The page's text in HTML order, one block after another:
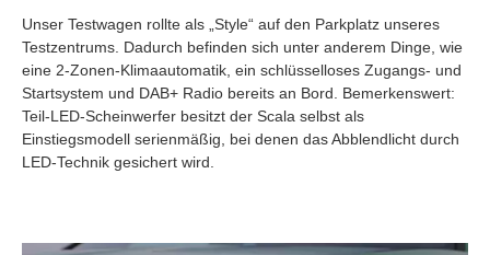
Unser Testwagen rollte als „Style“ auf den Parkplatz unseres
Testzentrums. Dadurch befinden sich unter anderem Dinge, wie
eine 2-Zonen-Klimaautomatik, ein schlüsselloses Zugangs- und
Startsystem und DAB+ Radio bereits an Bord. Bemerkenswert:
Teil-LED-Scheinwerfer besitzt der Scala selbst als
Einstiegsmodell serienmäßig, bei denen das Abblendlicht durch
LED-Technik gesichert wird.